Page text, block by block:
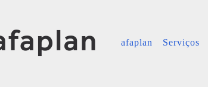
afaplan Serviços